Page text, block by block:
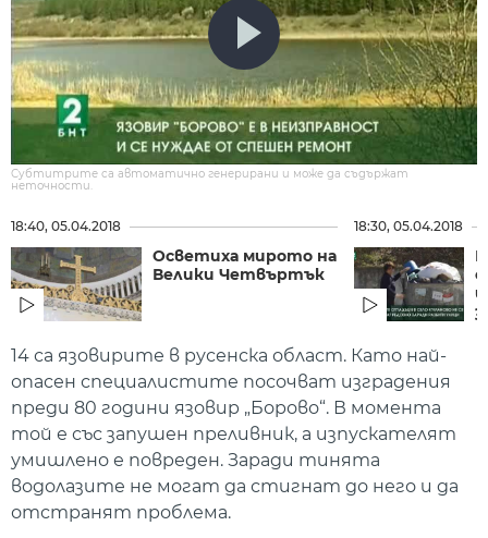
Субтитрите са автоматично генерирани и може да съдържат
неточности.
18:40, 05.04.2018
Осветиха мирото на
Велики Четвъртък
18:30, 05.04.2018
14 са язовирите в русенска област. Като най-
опасен специалистите посочват изградения
преди 80 години язовир „Борово“. В момента
той е със запушен преливник, а изпускателят
умишлено е повреден. Заради тинята
водолазите не могат да стигнат до него и да
отстранят проблема.